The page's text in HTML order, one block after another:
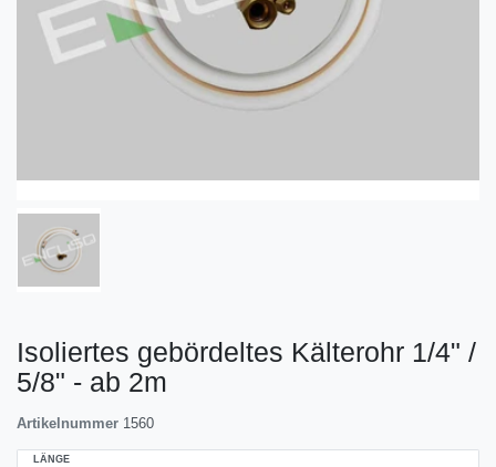
Isoliertes gebördeltes Kälterohr 1/4" /
5/8" - ab 2m
Artikelnummer 1560
LÄNGE